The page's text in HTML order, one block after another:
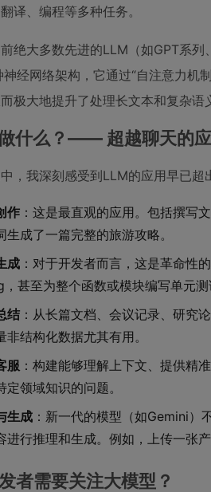
译、编程等多种任务。
绝大多数先进的LLM（如GPT系
经网络架构，它通过“自注意力
极大地提升了处理长文本和复杂语
什么？—— 超越聊天的
，我深刻感受到LLM的应用早已
作 ：这是最直观的应用。包括撰写
生成了一篇完整的旅游攻略。
成 ：对于开发者而言，这是革命性
，甚至为整个函数或模块编写单元
结 ：从长篇文档、会议记录、研究
非结构化数据尤其有用。
服 ：构建能够理解上下文、提供精
领域知识的问题。
生成 ：新一代的模型（如Gemini
进行推理和生成。例如，上传一张
者需要关注大模型？